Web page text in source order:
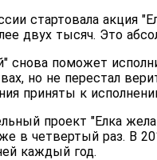
стартовала акция
двух тысяч. Это
снова поможет
но не перестал
приняты к
проект "Елка
в четвертый раз. В
каждый год.